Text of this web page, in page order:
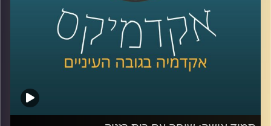
קרדיט תמונות: AudioVersity